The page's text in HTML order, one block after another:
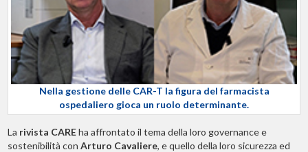
Nella gestione delle CAR-T la figura del farmacista
ospedaliero gioca un ruolo determinante.
La rivista CAREha affrontato il tema della loro governance e
sostenibilità con Arturo Cavaliere, e quello della loro sicurezza ed